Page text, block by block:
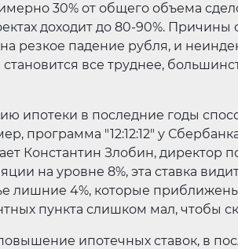
30% от общего объема
доходит до 80-90%.
резкое падение рубля, и
становится все труднее,
ипотеки в последние годы
программа "12:12:12" у
Константин Злобин, директор
на уровне 8%, эта ставка
лишние 4%, которые
пункта слишком мал, чтобы
ипотечных ставок, в